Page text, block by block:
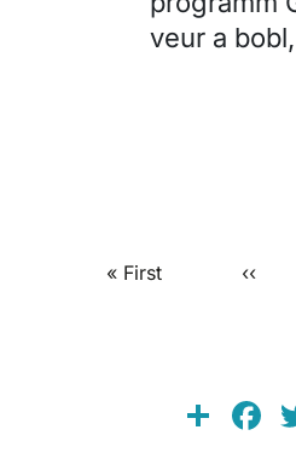
veur a
First page
« First ‹‹